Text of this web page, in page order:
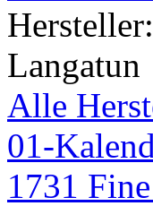
Hersteller:
Langatun
Alle
01-
1731